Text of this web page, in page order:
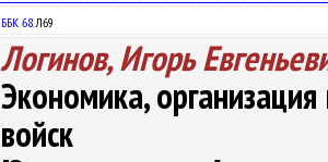
ББК 68.Л69
Логинов, Игорь
Экономика,
войск